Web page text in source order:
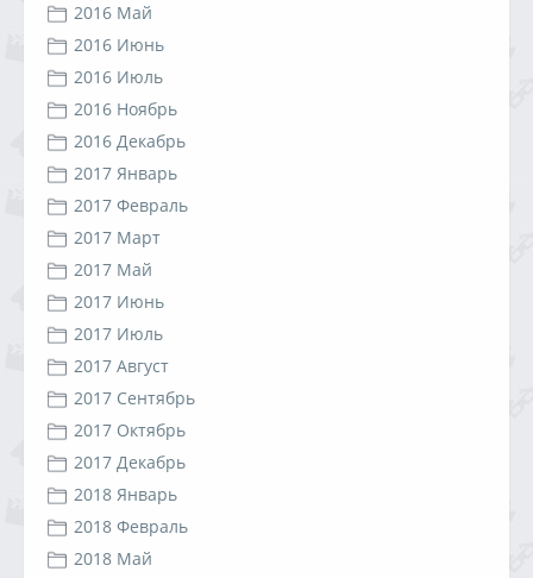
2016 Май
2016 Июнь
2016 Июль
2016 Ноябрь
2016 Декабрь
2017 Январь
2017 Февраль
2017 Март
2017 Май
2017 Июнь
2017 Июль
2017 Август
2017 Сентябрь
2017 Октябрь
2017 Декабрь
2018 Январь
2018 Февраль
2018 Май